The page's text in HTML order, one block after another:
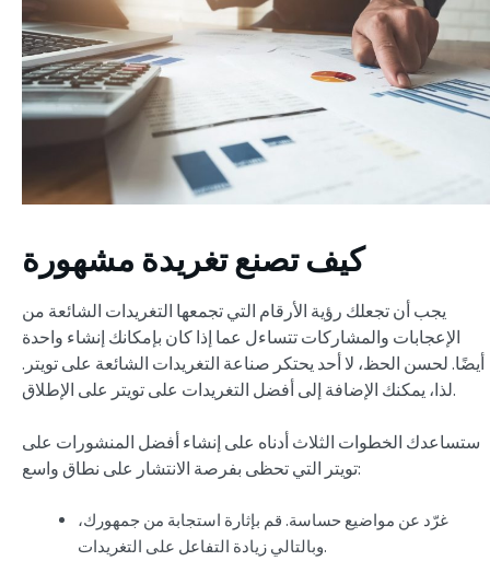
كيف تصنع تغريدة مشهورة
يجب أن تجعلك رؤية الأرقام التي تجمعها التغريدات الشائعة من
الإعجابات والمشاركات تتساءل عما إذا كان بإمكانك إنشاء واحدة
أيضًا. لحسن الحظ، لا أحد يحتكر صناعة التغريدات الشائعة على تويتر.
لذا، يمكنك الإضافة إلى أفضل التغريدات على تويتر على الإطلاق.
ستساعدك الخطوات الثلاث أدناه على إنشاء أفضل المنشورات على
تويتر التي تحظى بفرصة الانتشار على نطاق واسع:
غرّد عن مواضيع حساسة. قم بإثارة استجابة من جمهورك،
وبالتالي زيادة التفاعل على التغريدات.